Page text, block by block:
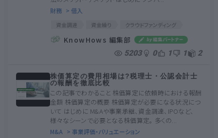
財務 > 借入
資金調達 資金繰り
クラウドファンディング
金利
資金調達のリスク ノンバンク
担保
リースバック
KnowHows 編集部
5203 0 1 1 2
株価算定の費用相場は?税理士・公認会計士
の報酬を徹底比較
この記事でわかること 株価算定に依頼時における報酬
金額 株価算定の概要 株価算定が必要になる状況につ
いて はじめに M&Aや事業承継、資金調達、IPOなど、
様々なシーンで必要となる株価算定。 多くの...
M&A > 事業評価・バリュエーション